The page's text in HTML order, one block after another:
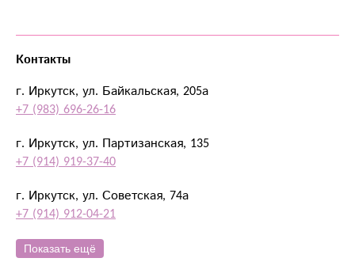
Контакты
г. Иркутск, ул. Байкальская, 205а
+7 (983) 696-26-16
г. Иркутск, ул. Партизанская, 135
+7 (914) 919-37-40
г. Иркутск, ул. Советская, 74а
+7 (914) 912-04-21
Показать ещё